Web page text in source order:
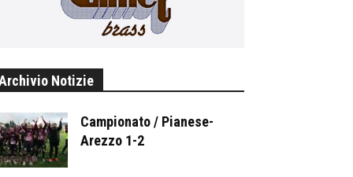
Notizie
Campionato / Pianese-
Arezzo 1-2